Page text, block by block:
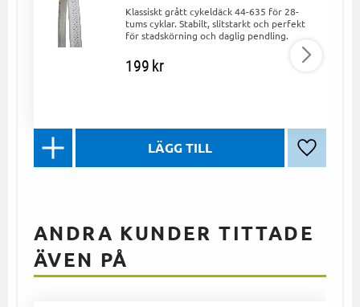
Klassiskt grått cykeldäck 44-635 för 28-
tums cyklar. Stabilt, slitstarkt och perfekt
för stadskörning och daglig pendling.
199kr
Lägg till
ANDRA KUNDER TITTADE
ÄVEN PÅ